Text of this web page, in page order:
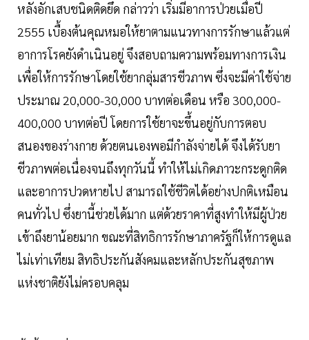
หลังอักเสบชนิดติดยึด กล่าวว่า เริ่มมีอาการป่วยเมื่อปี
2555 เบื้องต้นคุณหมอให้ยาตามแนวทางการรักษาแล้วแต่
อาการโรคยังดำเนินอยู่ จึงสอบถามความพร้อมทางการเงิน
เพื่อให้การรักษาโดยใช้ยากลุ่มสารชีวภาพ ซึ่งจะมีค่าใช้จ่าย
ประมาณ 20,000-30,000 บาทต่อเดือน หรือ 300,000-
400,000 บาทต่อปี โดยการใช้ยาจะขึ้นอยู่กับการตอบ
สนองของร่างกาย ด้วยตนเองพอมีกำลังจ่ายได้ จึงได้รับยา
ชีวภาพต่อเนื่องจนถึงทุกวันนี้ ทำให้ไม่เกิดภาวะกระดูกติด
และอาการปวดหายไป สามารถใช้ชีวิตได้อย่างปกติเหมือน
คนทั่วไป ซึ่งยานี้ช่วยได้มาก แต่ด้วยราคาที่สูงทำให้มีผู้ป่วย
เข้าถึงยาน้อยมาก ขณะที่สิทธิการรักษาภาครัฐก็ให้การดูแล
ไม่เท่าเทียม สิทธิประกันสังคมและหลักประกันสุขภาพ
แห่งชาติยังไม่ครอบคลุม